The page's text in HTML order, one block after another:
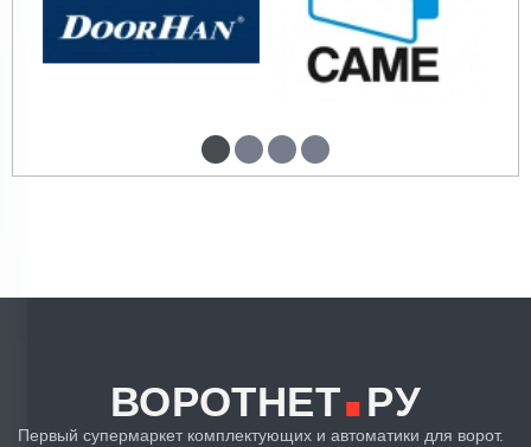
ВОРОТНЕТ.РУ
Первый супермаркет комплектующих и автоматики для ворот.